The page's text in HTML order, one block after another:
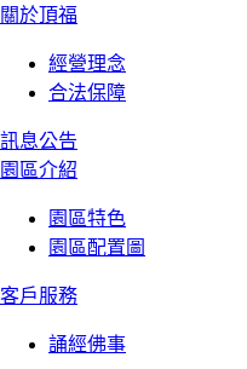
關於頂福
經營理念
合法保障
訊息公告
園區介紹
園區特色
園區配置圖
客戶服務
誦經佛事